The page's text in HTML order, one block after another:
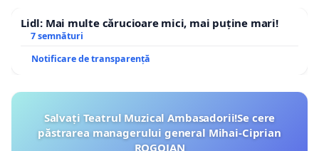
Lidl: Mai multe cărucioare mici, mai puține mari!
7 semnături
Notificare de transparență
Salvați Teatrul Muzical Ambasadorii!Se cere
păstrarea managerului general Mihai-Ciprian
ROGOJAN